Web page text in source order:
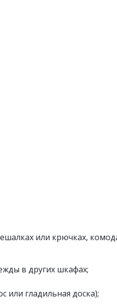
или крючках,
в других шкафах;
или гладильная доска);